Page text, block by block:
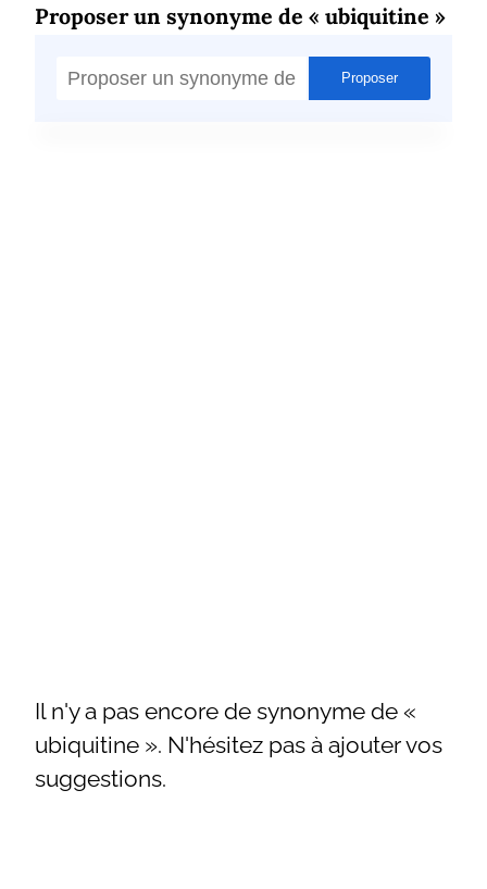
Proposer un synonyme de « ubiquitine »
Il n'y a pas encore de synonyme de «
ubiquitine ». N'hésitez pas à ajouter vos
suggestions.